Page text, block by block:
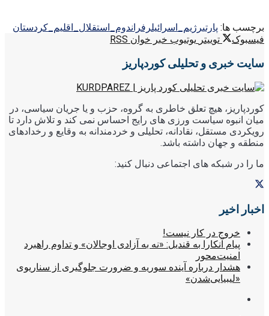
برچسب ها: پارتیرژیم_اسرائیلرفراندوم_استقلال_اقلیم_کردستان
فیسبوک
توییتر یوتیوب خبر خوان RSS
سایت خبری و تحلیلی کوردپاریز
کوردپاریز، هیچ تعلق خاطری به گروه، حزب و یا جریان سیاسی، در
میان انبوه سیاست ورزی های رایج احساس نمی کند و تلاش دارد تا
رویکردی مستقل، نقادانه، تحلیلی و خردمندانه به وقایع و رخدادهای
منطقه و جهان داشته باشد.
ما را در شبکه های اجتماعی دنبال کنید:
اخبار اخیر
خروج در کار نیست!
پیام آنکارا به قندیل: «نه به آزادی اوجالان» و تداوم راهبرد
امنیت‌محور
هشدار درباره آینده سوریه و ضرورت جلوگیری از سناریوی
«لیبیایی‌شدن»